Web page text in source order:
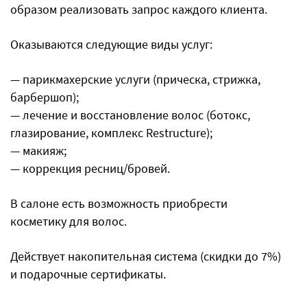
образом реализовать запрос каждого клиента.
Оказываются следующие виды услуг:
— парикмахерские услуги (прическа, стрижка,
барбершоп);
— лечение и восстановление волос (ботокс,
глазирование, комплекс Restructure);
— макияж;
— коррекция ресниц/бровей.
В салоне есть возможность приобрести
косметику для волос.
Действует накопительная система (скидки до 7%)
и подарочные сертификаты.